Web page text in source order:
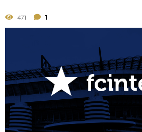
SERWIS
471 1